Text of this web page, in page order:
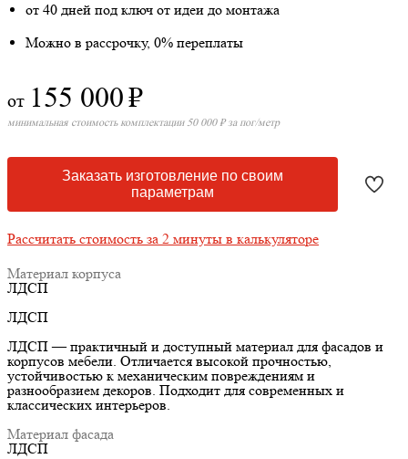
от 40 дней под ключ от идеи до монтажа
Можно в рассрочку, 0% переплаты
от 155 000₽
минимальная стоимость комплектации 50 000 ₽ за пог/метр
Заказать изготовление по своим
параметрам
Рассчитать стоимость за 2 минуты в калькуляторе
Материал корпуса
ЛДСП
ЛДСП
ЛДСП — практичный и доступный материал для фасадов и
корпусов мебели. Отличается высокой прочностью,
устойчивостью к механическим повреждениям и
разнообразием декоров. Подходит для современных и
классических интерьеров.
Материал фасада
ЛДСП